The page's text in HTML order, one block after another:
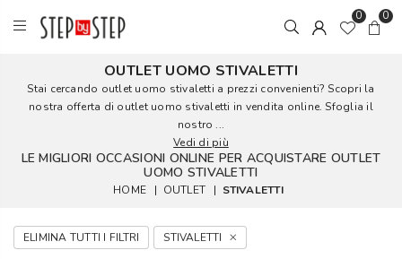
0 0
OUTLET UOMO STIVALETTI
Stai cercando outlet uomo stivaletti a prezzi convenienti? Scopri la
nostra offerta di outlet uomo stivaletti in vendita online. Sfoglia il
nostro ...
Vedi di più
LE MIGLIORI OCCASIONI ONLINE PER ACQUISTARE OUTLET
UOMO STIVALETTI
HOME | OUTLET | STIVALETTI
ELIMINA TUTTI I FILTRI STIVALETTI